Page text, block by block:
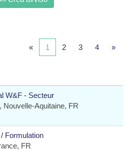
« 1 2 3 4 »
W&F - Secteur
Nouvelle-Aquitaine, FR
Formulation
FR